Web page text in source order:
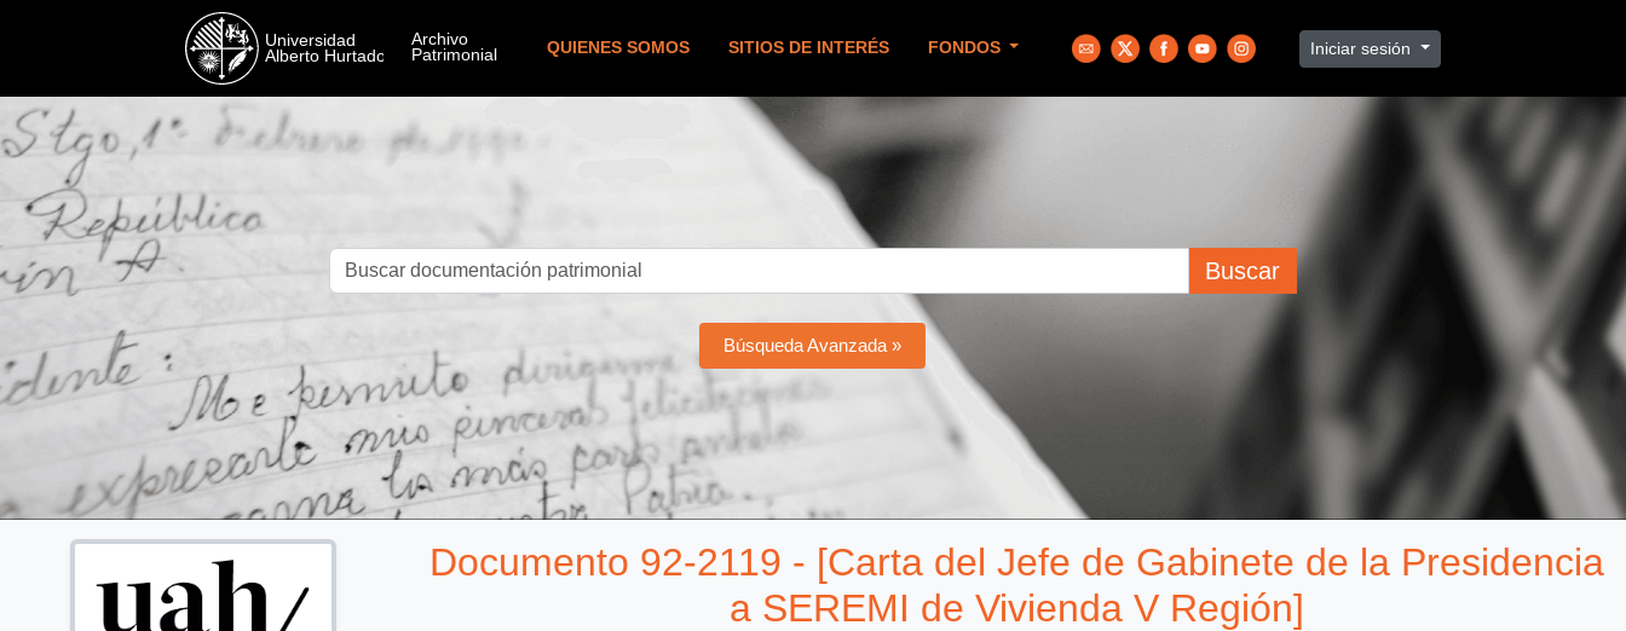
QUIENES SOMOS SITIOS DE INTERÉS FONDOS Iniciar sesión
Buscar
Búsqueda Avanzada »
Documento 92-2119 - [Carta del Jefe de Gabinete de la Presidencia
a SEREMI de Vivienda V Región]